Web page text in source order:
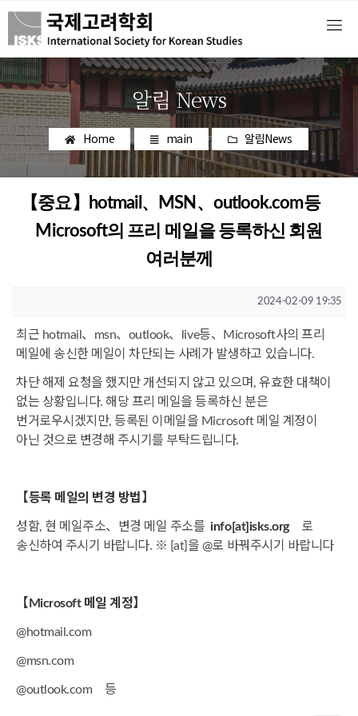
알림 News
Home main 알림News
【중요】hotmail、MSN、outlook.com등
Microsoft의 프리 메일을 등록하신 회원
여러분께
2024-02-09 19:35
최근 hotmail、msn、outlook、live등、Microsoft사의 프리
메일에 송신한 메일이 차단되는 사례가 발생하고 있습니다.
차단 해제 요청을 했지만 개선되지 않고 있으며, 유효한 대책이
없는 상황입니다. 해당 프리 메일을 등록하신 분은
번거로우시겠지만, 등록된 이메일을 Microsoft 메일 계정이
아닌 것으로 변경해 주시기를 부탁드립니다.
【등록 메일의 변경 방법】
성함, 현 메일주소、변경 메일 주소를 info[at]isks.org로
송신하여 주시기 바랍니다. ※ [at]을 @로 바꿔주시기 바랍니다
【Microsoft 메일 계정】
@hotmail.com
@msn.com
@outlook.com 등